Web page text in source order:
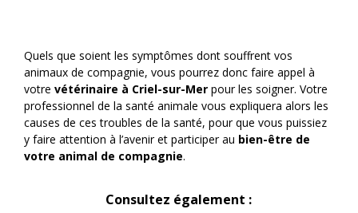
Quels que soient les symptômes dont souffrent vos
animaux de compagnie, vous pourrez donc faire appel à
votre vétérinaire à Criel-sur-Merpour les soigner. Votre
professionnel de la santé animale vous expliquera alors les
causes de ces troubles de la santé, pour que vous puissiez
y faire attention à l’avenir et participer au bien-être de
votre animal de compagnie.
Consultez également :